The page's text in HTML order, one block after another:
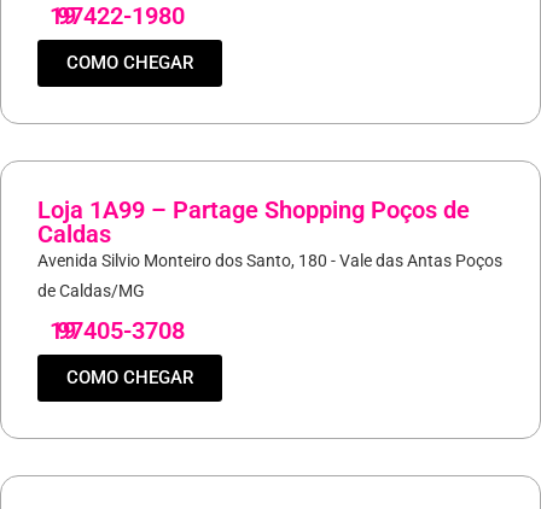
19
97422-1980
COMO CHEGAR
Loja 1A99 – Partage Shopping Poços de
Caldas
Avenida Silvio Monteiro dos Santo, 180 - Vale das Antas Poços
de Caldas/MG
19
97405-3708
COMO CHEGAR